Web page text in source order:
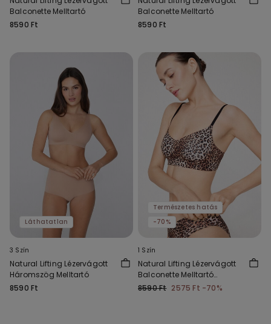
Balconette Melltartó
8590 Ft
Balconette Melltartó
8590 Ft
Láthatatlan
3 Szín
Natural Lifting Lézervágott
Háromszög Melltartó
8590 Ft
Természetes hatás
-70%
1 Szín
Natural Lifting Lézervágott
Balconette Melltartó
Nyomott Mintával
8590 Ft 2575 Ft -70%